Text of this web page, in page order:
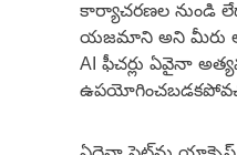
కార్యాచరణల నుండి
యజమాని అని మీరు
AI ఫీచర్లు ఏవైనా